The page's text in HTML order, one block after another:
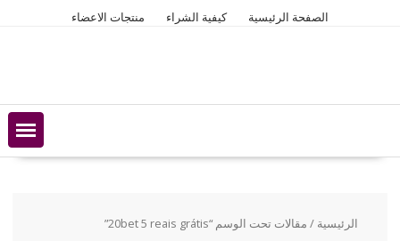
الصفحة الرئيسية كيفية الشراء منتجات الاعضاء
الرئيسية / مقالات تحت الوسم “20bet 5 reais grátis”